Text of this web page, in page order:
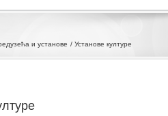
и установе Установе културе